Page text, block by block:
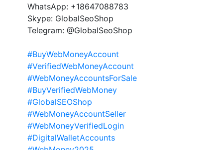
WhatsApp: +18647088783
Skype: GlobalSeoShop
Telegram: @GlobalSeoShop
#BuyWebMoneyAccount
#VerifiedWebMoneyAccount
#WebMoneyAccountsForSale
#BuyVerifiedWebMoney
#GlobalSEOShop
#WebMoneyAccountSeller
#WebMoneyVerifiedLogin
#DigitalWalletAccounts